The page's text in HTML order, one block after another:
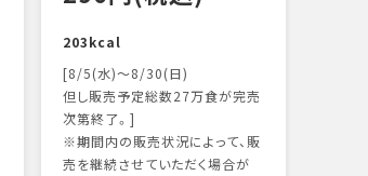
203kcal
[8/5(水)～8/30(日)
但し販売予定総数27万食が完売
次第終了。]
※期間内の販売状況によって、販
売を継続させていただく場合が